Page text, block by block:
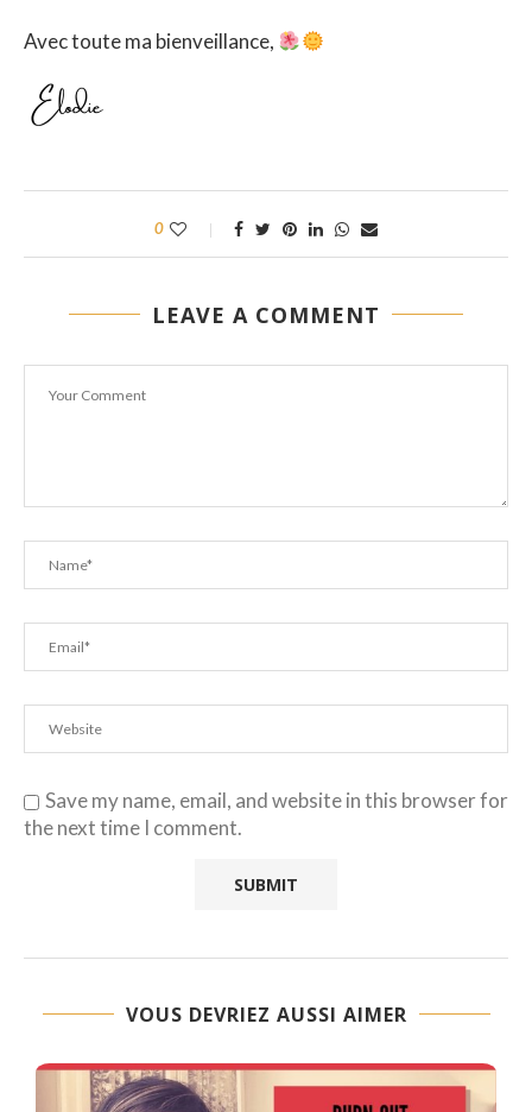
Avec toute ma bienveillance,
0
LEAVE A COMMENT
Save my name, email, and website in this browser for
the next time I comment.
VOUS DEVRIEZ AUSSI AIMER